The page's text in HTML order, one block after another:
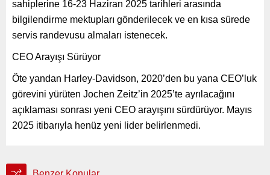
sahiplerine 16-23 Haziran 2025 tarihleri arasında
bilgilendirme mektupları gönderilecek ve en kısa sürede
servis randevusu almaları istenecek.
CEO Arayışı Sürüyor
Öte yandan Harley-Davidson, 2020’den bu yana CEO’luk
görevini yürüten Jochen Zeitz’in 2025’te ayrılacağını
açıklaması sonrası yeni CEO arayışını sürdürüyor. Mayıs
2025 itibarıyla henüz yeni lider belirlenmedi.